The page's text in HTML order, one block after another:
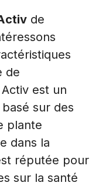
de
de
est un
sur des
plante
dans la
réputée pour
sur la santé